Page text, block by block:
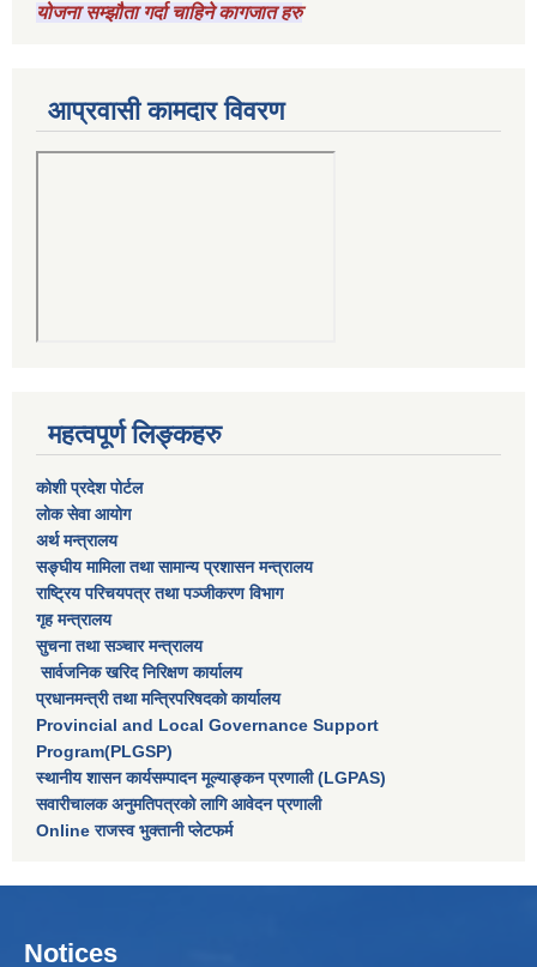
योजना सम्झौता गर्दा चाहिने कागजात हरु
आप्रवासी कामदार विवरण
महत्वपूर्ण लिङ्कहरु
कोशी प्रदेश पोर्टल
लाेक सेवा आयाेग
अर्थ मन्त्रालय
सङ्घीय मामिला तथा सामान्य प्रशासन मन्त्रालय
राष्‍ट्रिय परिचयपत्र तथा पञ्‍जीकरण विभाग
गृह मन्त्रालय
सुचना तथा सञ्चार मन्त्रालय
सार्वजनिक खरिद निरिक्षण कार्यालय
प्रधानमन्त्री तथा मन्त्रिपरिषदकाे कार्यालय
Provincial and Local Governance Support
Program(PLGSP)
स्थानीय शासन कार्यसम्पादन मूल्याङ्कन प्रणाली (LGPAS)
सवारीचालक अनुमतिपत्रको लागि आवेदन प्रणाली
Online राजस्व भुक्तानी प्लेटफर्म
Notices